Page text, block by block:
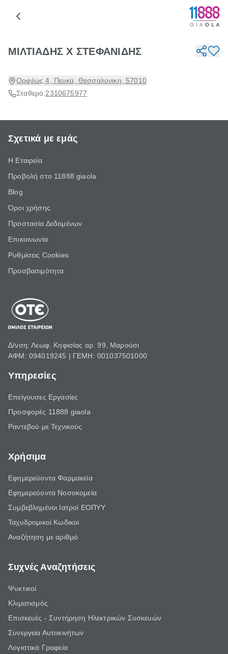
ΜΙΛΤΙΑΔΗΣ Χ ΣΤΕΦΑΝΙΔΗΣ
Ορφέως 4, Πευκα, Θεσσαλονικη, 57010
Σταθερό:2310675977
Σχετικά με εμάς
Η Εταιρεία
Προβολή στο 11888 giaola
Blog
Όροι χρήσης
Προστασία Δεδομένων
Επικοινωνία
Ρυθμίσεις Cookies
Προσβασιμότητα
Δ/νση: Λεωφ. Κηφισίας αρ. 99, Μαρούσι
ΑΦΜ: 094019245 | ΓΕΜΗ: 001037501000
Υπηρεσίες
Επείγουσες Εργασίες
Προσφορές 11888 giaola
Ραντεβού με Τεχνικούς
Χρήσιμα
Εφημερεύοντα Φαρμακεία
Εφημερεύοντα Νοσοκομεία
Συμβεβλημένοι Ιατροί ΕΟΠΥΥ
Ταχυδρομικοί Κωδικοί
Αναζήτηση με αριθμό
Συχνές Αναζητήσεις
Ψυκτικοί
Κλιματισμός
Επισκευές - Συντήρηση Ηλεκτρικών Συσκευών
Συνεργεία Αυτοκινήτων
Λογιστικά Γραφεία